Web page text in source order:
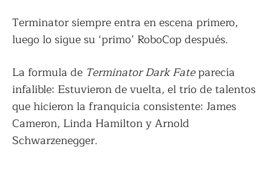
Terminator siempre entra en escena primero,
luego lo sigue su ‘primo’ RoboCop después.
La formula de Terminator Dark Fateparecía
infalible: Estuvieron de vuelta, el trío de talentos
que hicieron la franquicia consistente: James
Cameron, Linda Hamilton y Arnold
Schwarzenegger.